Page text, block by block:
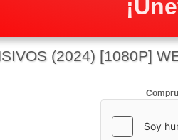
(2024) [1080P]